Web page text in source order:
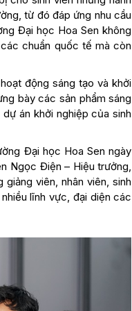
từ đó đáp ứng nhu cầu
Đại học Hoa Sen không
chuẩn quốc tế mà còn
động sáng tạo và khởi
bày các sản phẩm sáng
án khởi nghiệp của sinh
Đại học Hoa Sen ngày
Ngọc Điện – Hiệu trưởng,
viên, nhân viên, sinh
lĩnh vực, đại diện các